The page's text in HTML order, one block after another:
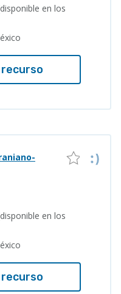
en los
en los